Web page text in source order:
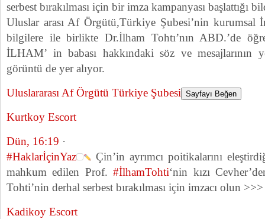
serbest bırakılması için bir imza kampanyası başlattığı
Uluslar arası Af Örgütü,Türkiye Şubesi’nin kurumsal
bilgilere ile birlikte Dr.İlham Tohtı’nın ABD.’de
İLHAM’ in babası hakkındaki söz ve mesajlarının
görüntü de yer alıyor.
Uluslararası Af Örgütü Türkiye Şubesi Sayfayı Beğen
Kurtkoy Escort
Dün, 16:19 ·
#HaklarİçinYaz
Çin’in ayrımcı poitikalarını
mahkum edilen Prof.#İlhamTohti‘nin kızı
Tohti’nin derhal serbest bırakılması için imzacı olun
Kadikoy Escort